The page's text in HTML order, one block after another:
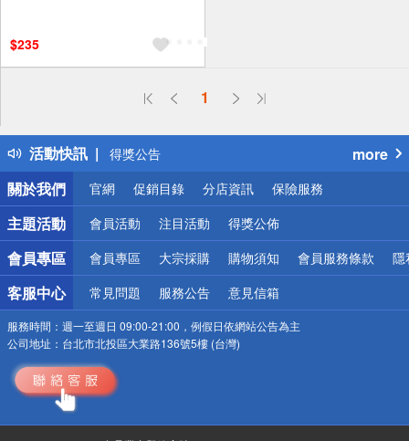
$235
1
活動快訊
偏遠地區配送
得獎公告
熱門話題
銀行優惠
偏遠地區配送
詐騙網頁！請小心！
more
關於我們
官網 促銷目錄 分店資訊 保險服務
主題活動 會員活動 注目活動 得獎公佈
會員專區 會員專區 大宗採購 購物須知 會員服務條款 隱
客服中心 常見問題 服務公告 意見信箱
服務時間： 週一至週日 09:00-21:00，例假日依網站公告為主
公司地址： 台北市北投區大業路136號5樓 (台灣)